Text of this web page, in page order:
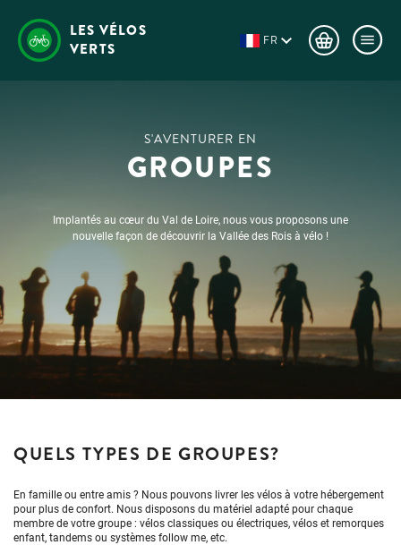
LES VÉLOS
VERTS
FR
S'AVENTURER EN
GROUPES
Implantés au cœur du Val de Loire, nous vous proposons une
nouvelle façon de découvrir la Vallée des Rois à vélo !
QUELS TYPES DE GROUPES?
En famille ou entre amis ? Nous pouvons livrer les vélos à votre hébergement
pour plus de confort. Nous disposons du matériel adapté pour chaque
membre de votre groupe : vélos classiques ou électriques, vélos et remorques
enfant, tandems ou systèmes follow me, etc.